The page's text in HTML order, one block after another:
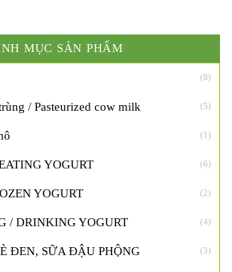
MỤC SẢN PHẨM
(8)
/ Pasteurized cow milk (5)
(1)
YOGURT (6)
YOGURT (2)
/ DRINKING YOGURT (4)
ĐEN, SỮA ĐẬU PHỘNG (3)